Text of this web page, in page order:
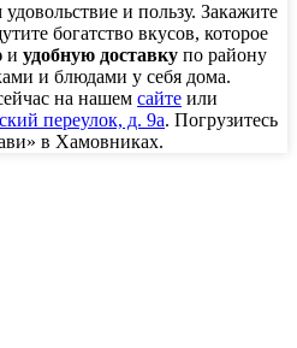
и пользу. Закажите
богатство вкусов, которое
и удобную доставку по району
и блюдами у себя дома.
на нашем сайте или
переулок, д. 9а. Погрузитесь
в Хамовниках.